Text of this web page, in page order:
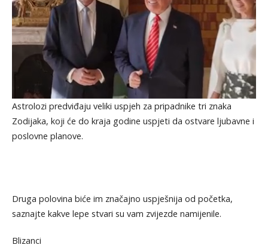
Astrolozi predviđaju veliki uspjeh za pripadnike tri znaka
Zodijaka, koji će do kraja godine uspjeti da ostvare ljubavne i
poslovne planove.
Druga polovina biće im značajno uspješnija od početka,
saznajte kakve lepe stvari su vam zvijezde namijenile.
Blizanci